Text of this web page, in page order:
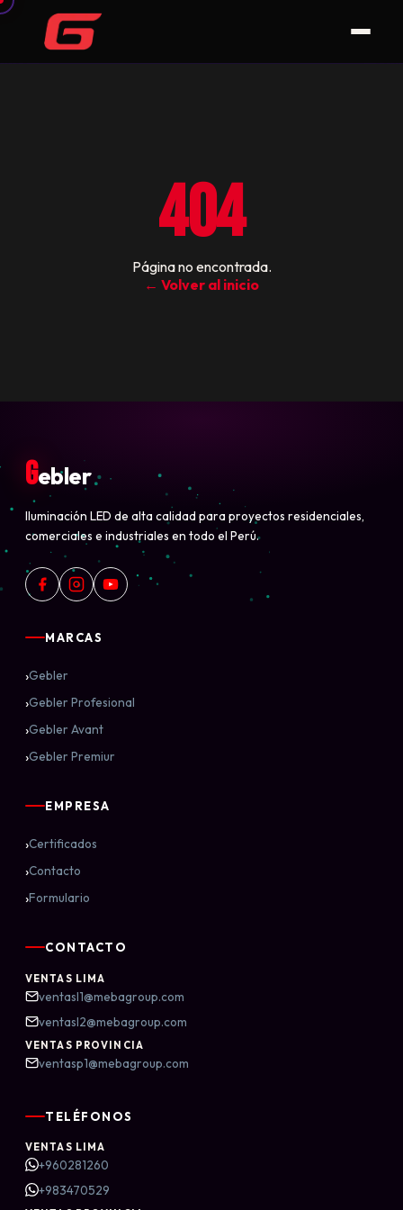
404
Página no encontrada.
← Volver al inicio
Gebler
Iluminación LED de alta calidad para proyectos residenciales,
comerciales e industriales en todo el Perú.
MARCAS
›Gebler
›Gebler Profesional
›Gebler Avant
›Gebler Premiur
EMPRESA
›Certificados
›Contacto
›Formulario
CONTACTO
VENTAS LIMA
ventasl1@mebagroup.com
ventasl2@mebagroup.com
VENTAS PROVINCIA
ventasp1@mebagroup.com
TELÉFONOS
VENTAS LIMA
+960281260
+983470529